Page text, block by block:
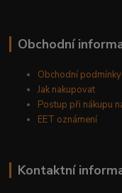
Obchodní
Obchodní podmínky
Jak nakupovat
Postup při nákupu
EET oznámení
Kontaktní